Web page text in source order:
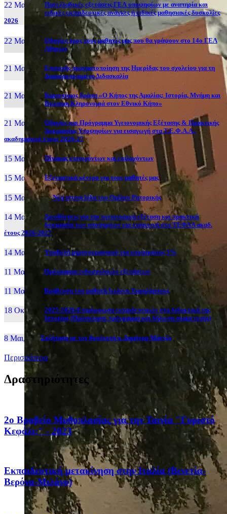
22 Μαι, 26
Πανελλαδικές εξετάσεις ΓΕΛ υποψηφίων με αναπηρία και
ειδικές εκπαιδευτικές ανάγκες ή ειδικές μαθησιακές δυσκολίες
2026
22 Μαι, 26
Οδηγίες προς τους μαθητές μας που θα γράψουν στο 14ο ΓΕΛ
Αθηνών
21 Μαι, 26
Επιτυχής πραγματοποίηση της Ημερίδας του σχολείου για τη
Διαφοροποιημένη Διδασκαλία
21 Μαι, 26
Καινοτόμος δράση «Ο Κήπος της Αμαλίας: Ιστορία, Μνήμη και
Βιώσιμη Κληρονομιά στον Εθνικό Κήπο»
21 Μαι, 26
Οδηγίες και Πρόγραμμα Υγειονομικής Εξέτασης & Πρακτικής
Δοκιμασίας Υποψηφίων για εισαγωγή στα Τ.Ε.Φ.Α.Α.,
ακαδημαϊκού έτους 2026-27
15 Μαι, 26 Πίνακας επιτυχόντων και επιλαχόντων
15 Μαι, 26 Εξεταστικά κέντρα για τους μαθητές μας
15 Μαι, 2026 Νέα ιστοσελίδα του Ομίλου Ρητορικής
14 Μαι, 26
Διευθύνσεις για την υγειονομική εξέταση και πρακτική
δοκιμασία των υποψηφίων για εισαγωγή στα ΤΕΦΑΑ ακαδ.
έτους 2026-2027
14 Μαι, 26 Yποβολή μηχανογραφικού για υποψηφίους 5%
11 Μαι, 26 Πρόγραμμα ενδοσχολικών εξετάσεων
11 Μαι, 26 Βράβευση του μαθητή Ιωάννη Χαραλάμπους
18 Οκτ, 25
2025-2026:Επιμόρφωση εκπαιδευτικών στη διδακτική της
Ιστορίας (Πρόσκληση, πρόγραμμα και δήλωση συμμετοχής)
8 Μαι, 26 Συζήτηση με τον βουλευτή κ. Δημήτρη Μάντζο
Περισσότερα
Δραστηριότητες
2ο Βραβείο Μυθοπλασίας για την Ταινία "Γυριστό
Κεφάλι;" - 2023
Eκπαιδευτική μετακίνηση στην Ιταλία (Βενετία-
Βερόνα-Μιλάνο)